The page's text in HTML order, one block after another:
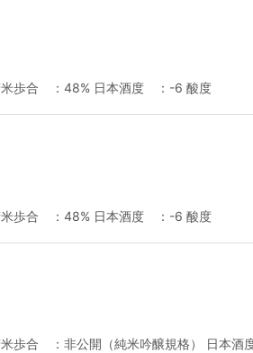
歩合 ：48% 日本酒度 ：-6 酸度 ：
歩合 ：48% 日本酒度 ：-6 酸度 ：
歩合 ：非公開（純米吟醸規格） 日